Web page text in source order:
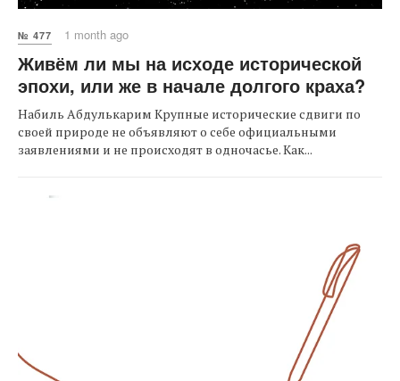
№ 477 1 month ago
Живём ли мы на исходе исторической
эпохи, или же в начале долгого краха?
Набиль Абдулькарим Крупные исторические сдвиги по
своей природе не объявляют о себе официальными
заявлениями и не происходят в одночасье. Как...